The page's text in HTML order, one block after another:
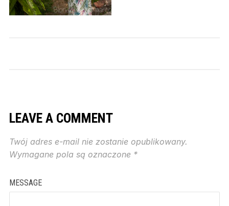
LEAVE A COMMENT
Twój adres e-mail nie zostanie opublikowany.
Wymagane pola są oznaczone *
MESSAGE